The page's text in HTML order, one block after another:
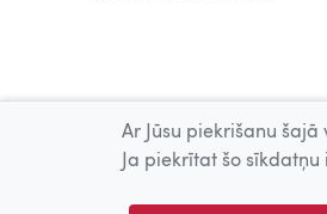
Ar Jūsu piekrišanu
Ja piekrītat šo